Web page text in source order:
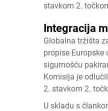
stavkom 2.
Integracija
Globalna tržišta
propise Europske
sigurnošću
Komisija je
2. stavkom 2.
U skladu s